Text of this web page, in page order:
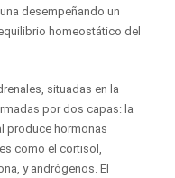
desempeñando un
homeostático del
situadas en la
por dos capas: la
produce hormonas
como el cortisol,
y andrógenos. El